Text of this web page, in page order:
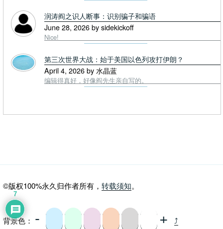
润涛阎之识人断事：识别骗子和骗语
June 28, 2026 by sidekickoff
Nice!
第三次世界大战：始于美国以色列攻打伊朗？
April 4, 2026 by 水晶蓝
编辑得真好，好像阎先生亲自写的。
©版权100%永久归作者所有， 转载须知。
背景色： - + ⤴
7